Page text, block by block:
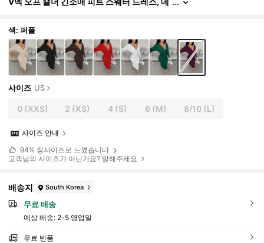
소매 드레스 화이트 바디콘 드레스 가을/겨울용 골
지 미디 드레스에 적합
색: 퍼플
사이즈 US
0(XXS) 2 (XS) 4 (S) 6 (M) 8/10 (L)
사이즈 안내
94% 정사이즈로 느꼈습니다
고객님의 사이즈가 아닌가요? 말해주세요
배송지 South Korea
무료 배송
예상 배송: 2-5 영업일
무료 반품